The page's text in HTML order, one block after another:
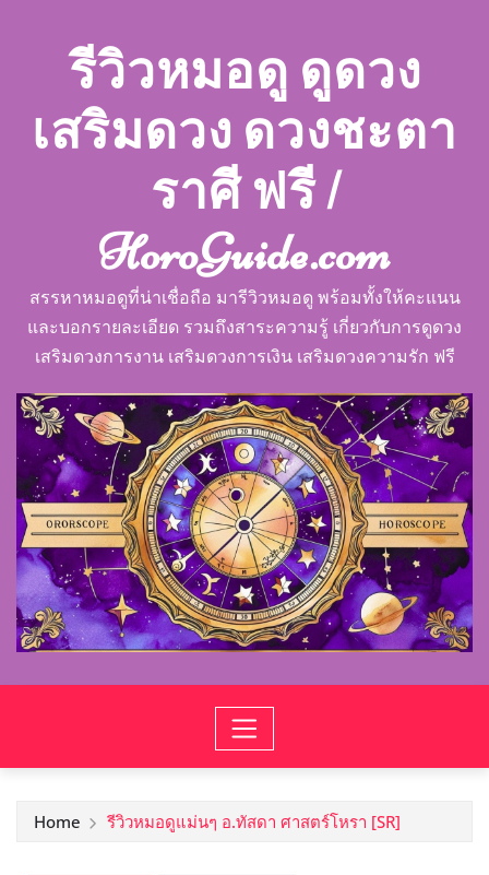
รีวิวหมอดู ดูดวง
เสริมดวง ดวงชะตา
ราศี ฟรี |
HoroGuide.com
สรรหาหมอดูที่น่าเชื่อถือ มารีวิวหมอดู พร้อมทั้งให้คะแนน
และบอกรายละเอียด รวมถึงสาระความรู้ เกี่ยวกับการดูดวง
เสริมดวงการงาน เสริมดวงการเงิน เสริมดวงความรัก ฟรี
Home รีวิวหมอดูแม่นๆ อ.ทัสดา ศาสตร์โหรา [SR]